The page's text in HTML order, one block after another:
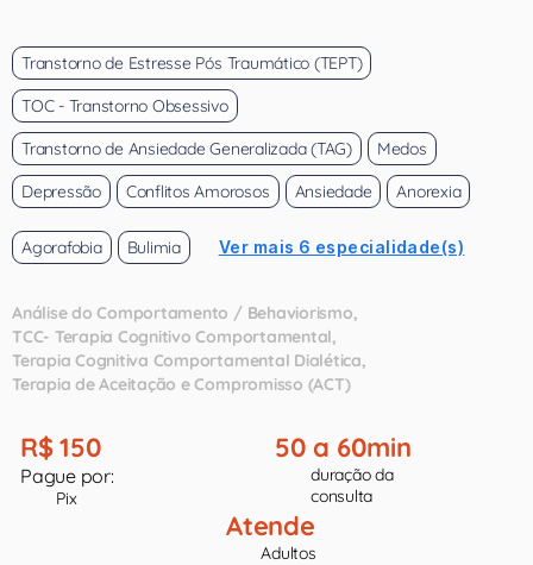
Transtorno de Estresse Pós Traumático (TEPT)
TOC - Transtorno Obsessivo
Transtorno de Ansiedade Generalizada (TAG)
Medos
Depressão
Conflitos Amorosos Ansiedade Anorexia
Agorafobia Bulimia Ver mais 6 especialidade(s)
Análise do Comportamento / Behaviorismo
TCC- Terapia Cognitivo Comportamental
Terapia Cognitiva Comportamental Dialética
Terapia de Aceitação e Compromisso (ACT)
R$ 150
Pague por:
Pix
50 a 60min
duração da
consulta
Atende
Adultos